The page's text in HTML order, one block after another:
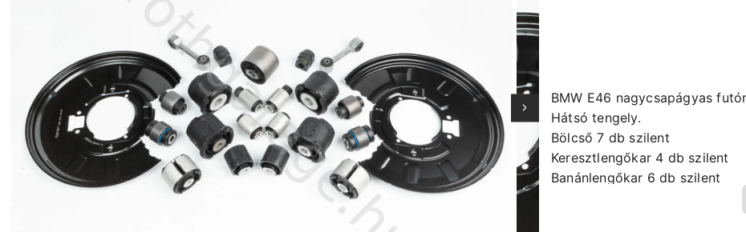
BMW E46 nagycsapágyas
Hátsó tengely.
Bölcső 7 db szilent
Keresztlengőkar 4 db szilent
Banánlengőkar 6 db szilent